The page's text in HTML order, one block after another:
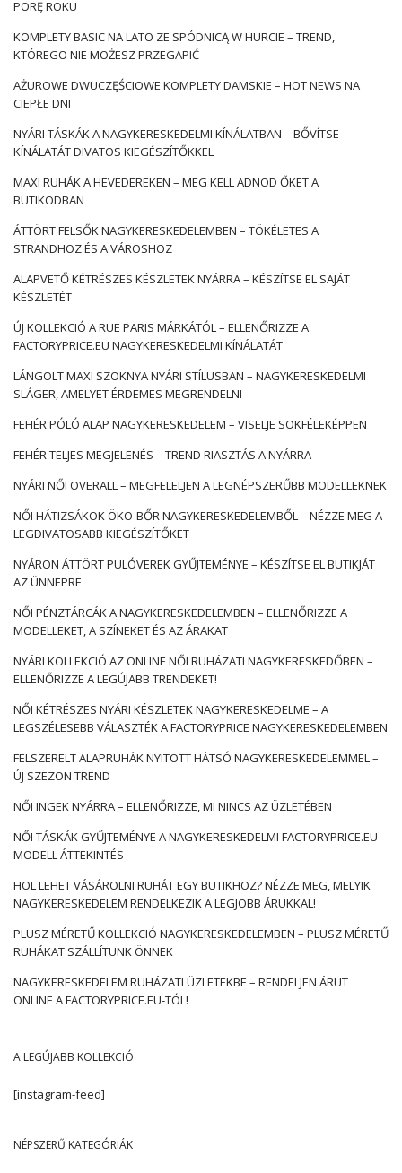
áttört, redős vagy bordázott.
Kis fehér ruha – milyen vágás ez?
kell lenniekis fehér ruha. A legjobb, ha az alakunkhoz
igazodik, hangsúlyozza annak …
PORĘ ROKU
KOMPLETY BASIC NA LATO ZE SPÓDNICĄ W HURCIE – TREND,
KTÓREGO NIE MOŻESZ PRZEGAPIĆ
AŻUROWE DWUCZĘŚCIOWE KOMPLETY DAMSKIE – HOT NEWS NA
CIEPŁE DNI
NYÁRI TÁSKÁK A NAGYKERESKEDELMI KÍNÁLATBAN – BŐVÍTSE
KÍNÁLATÁT DIVATOS KIEGÉSZÍTŐKKEL
MAXI RUHÁK A HEVEDEREKEN – MEG KELL ADNOD ŐKET A
BUTIKODBAN
ÁTTÖRT FELSŐK NAGYKERESKEDELEMBEN – TÖKÉLETES A
STRANDHOZ ÉS A VÁROSHOZ
ALAPVETŐ KÉTRÉSZES KÉSZLETEK NYÁRRA – KÉSZÍTSE EL SAJÁT
KÉSZLETÉT
ÚJ KOLLEKCIÓ A RUE PARIS MÁRKÁTÓL – ELLENŐRIZZE A
FACTORYPRICE.EU NAGYKERESKEDELMI KÍNÁLATÁT
LÁNGOLT MAXI SZOKNYA NYÁRI STÍLUSBAN – NAGYKERESKEDELMI
SLÁGER, AMELYET ÉRDEMES MEGRENDELNI
FEHÉR PÓLÓ ALAP NAGYKERESKEDELEM – VISELJE SOKFÉLEKÉPPEN
FEHÉR TELJES MEGJELENÉS – TREND RIASZTÁS A NYÁRRA
NYÁRI NŐI OVERALL – MEGFELELJEN A LEGNÉPSZERŰBB MODELLEKNEK
NŐI HÁTIZSÁKOK ÖKO-BŐR NAGYKERESKEDELEMBŐL – NÉZZE MEG A
LEGDIVATOSABB KIEGÉSZÍTŐKET
NYÁRON ÁTTÖRT PULÓVEREK GYŰJTEMÉNYE – KÉSZÍTSE EL BUTIKJÁT
AZ ÜNNEPRE
NŐI PÉNZTÁRCÁK A NAGYKERESKEDELEMBEN – ELLENŐRIZZE A
MODELLEKET, A SZÍNEKET ÉS AZ ÁRAKAT
NYÁRI KOLLEKCIÓ AZ ONLINE NŐI RUHÁZATI NAGYKERESKEDŐBEN –
ELLENŐRIZZE A LEGÚJABB TRENDEKET!
NŐI KÉTRÉSZES NYÁRI KÉSZLETEK NAGYKERESKEDELME – A
LEGSZÉLESEBB VÁLASZTÉK A FACTORYPRICE NAGYKERESKEDELEMBEN
FELSZERELT ALAPRUHÁK NYITOTT HÁTSÓ NAGYKERESKEDELEMMEL –
ÚJ SZEZON TREND
NŐI INGEK NYÁRRA – ELLENŐRIZZE, MI NINCS AZ ÜZLETÉBEN
NŐI TÁSKÁK GYŰJTEMÉNYE A NAGYKERESKEDELMI FACTORYPRICE.EU –
MODELL ÁTTEKINTÉS
HOL LEHET VÁSÁROLNI RUHÁT EGY BUTIKHOZ? NÉZZE MEG, MELYIK
NAGYKERESKEDELEM RENDELKEZIK A LEGJOBB ÁRUKKAL!
PLUSZ MÉRETŰ KOLLEKCIÓ NAGYKERESKEDELEMBEN – PLUSZ MÉRETŰ
RUHÁKAT SZÁLLÍTUNK ÖNNEK
NAGYKERESKEDELEM RUHÁZATI ÜZLETEKBE – RENDELJEN ÁRUT
ONLINE A FACTORYPRICE.EU-TÓL!
A LEGÚJABB KOLLEKCIÓ
[instagram-feed]
NÉPSZERŰ KATEGÓRIÁK